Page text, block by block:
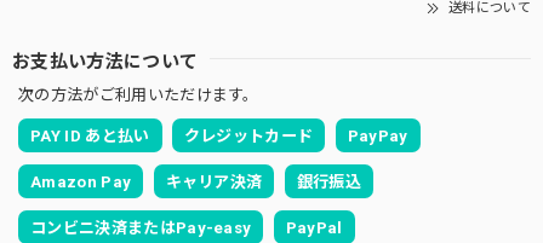
送料について
お支払い方法について
次の方法がご利用いただけます。
PAY ID あと払い クレジットカード PayPay
Amazon Pay キャリア決済 銀行振込
コンビニ決済またはPay-easy PayPal